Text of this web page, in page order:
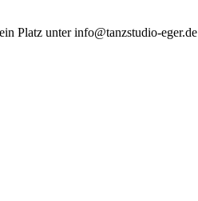
Platz unter info@tanzstudio-eger.de